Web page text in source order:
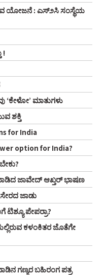
ಯೋಜನೆ : ಎಸ್೨ಸಿ ಸಂಸ್ಥೆಯ
!
‘ಕೇಳೋ’ ಮಾತುಗಳು
ಶಕ್ತಿ
for India
option for India?
ಜಾವೇದ್ ಆಖ್ತರ್ ಭಾಷಣ
ಜಾಡು
ಪೇಪರ್ರಾ?
ಕಳಂಕಿತರ ಜೊತೆಗೇ
ಗಣ್ಯರ ಬಹಿರಂಗ ಪತ್ರ